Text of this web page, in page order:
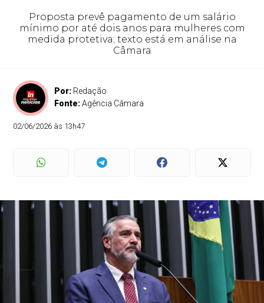
Proposta prevê pagamento de um salário
mínimo por até dois anos para mulheres com
medida protetiva; texto está em análise na
Câmara
Por: Redação
Fonte:Agência Câmara
02/06/2026 às 13h47